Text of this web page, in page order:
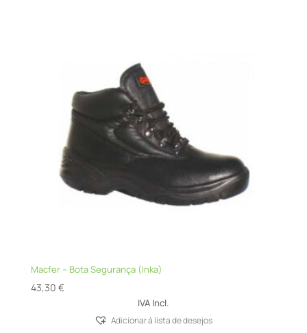
Macfer – Bota Segurança (Inka)
43,30 €
IVA Incl.
Adicionar á lista de desejos